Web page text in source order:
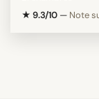
★ 9.3/10 — Note